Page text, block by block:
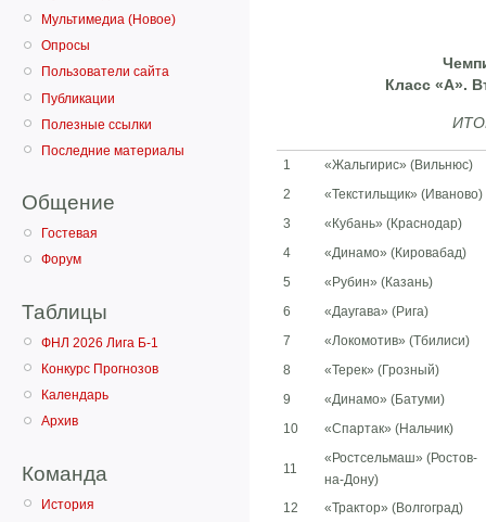
Мультимедиа (Новое)
Опросы
Пользователи сайта
Публикации
Полезные ссылки
Последние материалы
Общение
Гостевая
Форум
Таблицы
ФНЛ 2026 Лига Б-1
Конкурс Прогнозов
Календарь
Архив
Команда
История
Класс «А».
1
«Жальгирис» (Вильнюс)
2
«Текстильщик» (Иваново)
3
«Кубань» (Краснодар)
4
«Динамо» (Кировабад)
5
«Рубин» (Казань)
6
«Даугава» (Рига)
7
«Локомотив» (Тбилиси)
8
«Терек» (Грозный)
9
«Динамо» (Батуми)
10
«Спартак» (Нальчик)
11
«Ростсельмаш» (Ростов-
на-Дону)
12
«Трактор» (Волгоград)